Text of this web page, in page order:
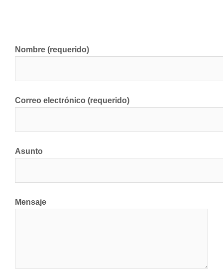
Nombre (requerido)
Correo electrónico (requerido)
Asunto
Mensaje